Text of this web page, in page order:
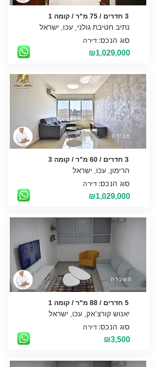
3 חדרים / 75 מ"ר / קומה 1
דירה סוג הנכס:
₪1,029,000
מכירה
3 חדרים / 60 מ"ר / קומה 3
דירה סוג הנכס:
₪1,029,000
השכרה
5 חדרים / 88 מ"ר / קומה 1
דירה סוג הנכס:
₪3,500